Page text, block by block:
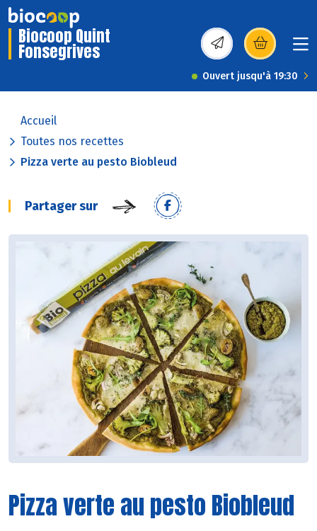
Biocoop Quint
Fonsegrives (s’ouvre dans une
Ouvert jusqu'à 19:30
Accueil
Toutes nos recettes
Pizza verte au pesto Biobleud
Partager sur
Pizza verte au pesto Biobleud